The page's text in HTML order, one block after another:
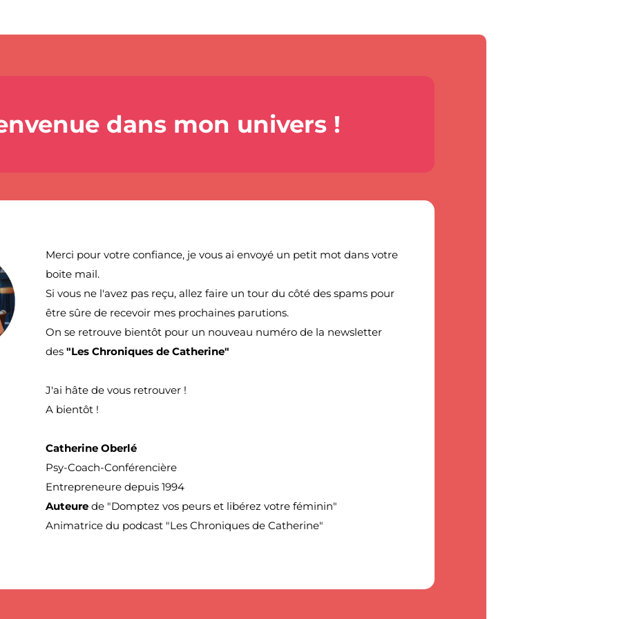
dans mon univers !
Merci pour votre confiance, je vous ai envoyé un petit mot dans votre
boite mail.
Si vous ne l'avez pas reçu, allez faire un tour du côté des spams pour
être sûre de recevoir mes prochaines parutions.
On se retrouve bientôt pour un nouveau numéro de la newsletter
des"Les Chroniques de Catherine"
J'ai hâte de vous retrouver !
A bientôt !
Catherine Oberlé
Psy-Coach-Conférencière
Entrepreneure depuis 1994
Auteure de "Domptez vos peurs et libérez votre féminin"
Animatrice du podcast "Les Chroniques de Catherine"